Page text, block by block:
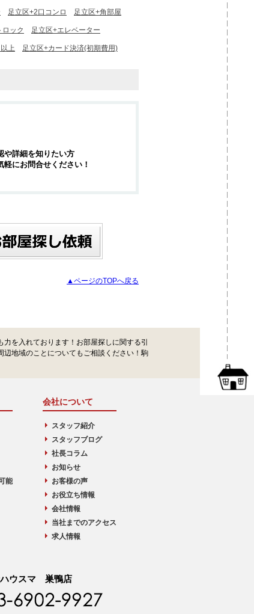
足立区+2口コンロ 足立区+角部屋
ロック 足立区+エレベーター
上 足立区+カード決済(初期費用)
や詳細を知りたい方
軽にお問合せください！
▲ページのTOPへ戻る
を入れております！お部屋探しに関する引
地域のことについてもご相談ください！駒
能
会社について
スタッフ紹介
スタッフブログ
社長コラム
お知らせ
お客様の声
お役立ち情報
会社情報
当社までのアクセス
求人情報
ウスマ 巣鴨店